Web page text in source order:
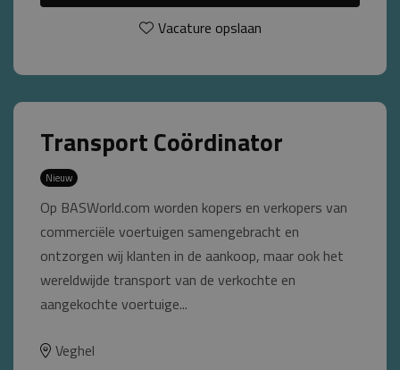
Vacature opslaan
Transport Coördinator
Nieuw
Op BASWorld.com worden kopers en verkopers van
commerciële voertuigen samengebracht en
ontzorgen wij klanten in de aankoop, maar ook het
wereldwijde transport van de verkochte en
aangekochte voertuige...
Veghel